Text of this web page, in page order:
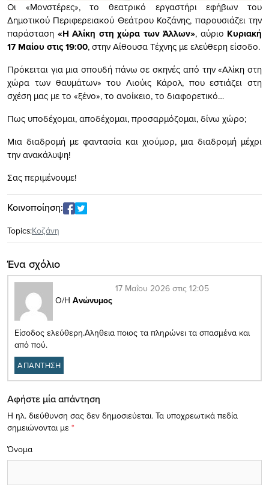
Οι «Μονστέρες», το θεατρικό εργαστήρι εφήβων του
Δημοτικού Περιφερειακού Θεάτρου Κοζάνης, παρουσιάζει την
παράσταση «Η Αλίκη στη χώρα των Άλλων», αύριο Κυριακή
17 Μαίου στις 19:00, στην Αίθουσα Τέχνης με ελεύθερη είσοδο.
Πρόκειται για μια σπουδή πάνω σε σκηνές από την «Αλίκη στη
χώρα των θαυμάτων» του Λιούις Κάρολ, που εστιάζει στη
σχέση μας με το «ξένο», το ανοίκειο, το διαφορετικό…
Πως υποδέχομαι, αποδέχομαι, προσαρμόζομαι, δίνω χώρο;
Μια διαδρομή με φαντασία και χιούμορ, μια διαδρομή μέχρι
την ανακάλυψη!
Σας περιμένουμε!
Κοινοποίηση:
Topics:Κοζάνη
Ένα σχόλιο
Ο/Η Ανώνυμος
17 Μαΐου 2026 στις 12:05
Είσοδος ελεύθερη.Αληθεια ποιος τα πληρώνει τα σπασμένα και
από πού.
ΑΠΑΝΤΗΣΗ
Αφήστε μία απάντηση
Η ηλ. διεύθυνση σας δεν δημοσιεύεται. Τα υποχρεωτικά πεδία
σημειώνονται με *
Όνομα